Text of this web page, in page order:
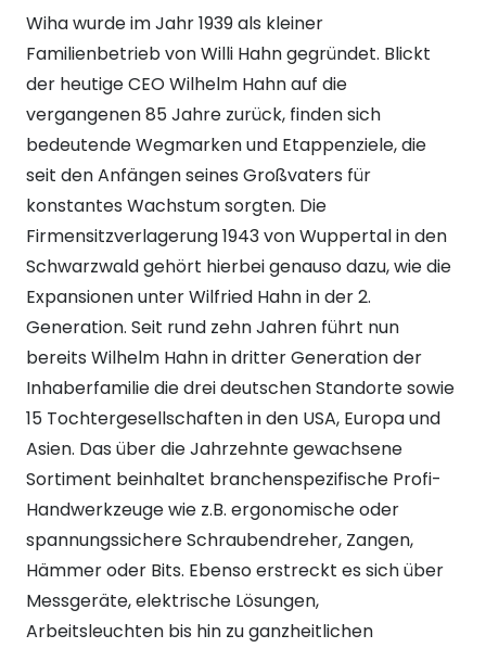
Wiha wurde im Jahr 1939 als kleiner
Familienbetrieb von Willi Hahn gegründet. Blickt
der heutige CEO Wilhelm Hahn auf die
vergangenen 85 Jahre zurück, finden sich
bedeutende Wegmarken und Etappenziele, die
seit den Anfängen seines Großvaters für
konstantes Wachstum sorgten. Die
Firmensitzverlagerung 1943 von Wuppertal in den
Schwarzwald gehört hierbei genauso dazu, wie die
Expansionen unter Wilfried Hahn in der 2.
Generation. Seit rund zehn Jahren führt nun
bereits Wilhelm Hahn in dritter Generation der
Inhaberfamilie die drei deutschen Standorte sowie
15 Tochtergesellschaften in den USA, Europa und
Asien. Das über die Jahrzehnte gewachsene
Sortiment beinhaltet branchenspezifische Profi-
Handwerkzeuge wie z.B. ergonomische oder
spannungssichere Schraubendreher, Zangen,
Hämmer oder Bits. Ebenso erstreckt es sich über
Messgeräte, elektrische Lösungen,
Arbeitsleuchten bis hin zu ganzheitlichen